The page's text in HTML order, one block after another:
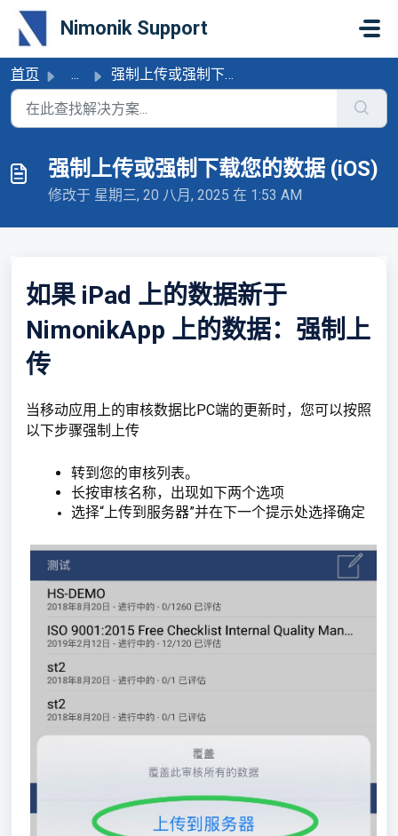
跳过至主要内容
Nimonik Support
首页 ... 强制上传或强制下载您的数据 (iOS)
强制上传或强制下载您的数据 (iOS)
修改于 星期三, 20 八月, 2025 在 1:53 AM
如果 iPad 上的数据新于
NimonikApp 上的数据：强制上
传
当移动应用上的审核数据比PC端的更新时，您可以按照
以下步骤强制上传
转到您的审核列表。
长按审核名称，出现如下两个选项
选择“上传到服务器”并在下一个提示处选择确定